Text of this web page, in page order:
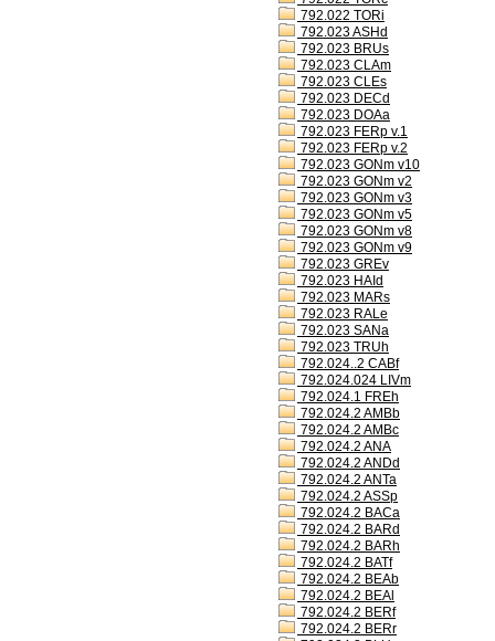
792.022 TORi
792.023 ASHd
792.023 BRUs
792.023 CLAm
792.023 CLEs
792.023 DECd
792.023 DOAa
792.023 FERp v.1
792.023 FERp v.2
792.023 GONm v10
792.023 GONm v2
792.023 GONm v3
792.023 GONm v5
792.023 GONm v8
792.023 GONm v9
792.023 GREv
792.023 HAId
792.023 MARs
792.023 RALe
792.023 SANa
792.023 TRUh
792.024..2 CABf
792.024.024 LIVm
792.024.1 FREh
792.024.2 AMBb
792.024.2 AMBc
792.024.2 ANA
792.024.2 ANDd
792.024.2 ANTa
792.024.2 ASSp
792.024.2 BACa
792.024.2 BARd
792.024.2 BARh
792.024.2 BATf
792.024.2 BEAb
792.024.2 BEAl
792.024.2 BERf
792.024.2 BERr